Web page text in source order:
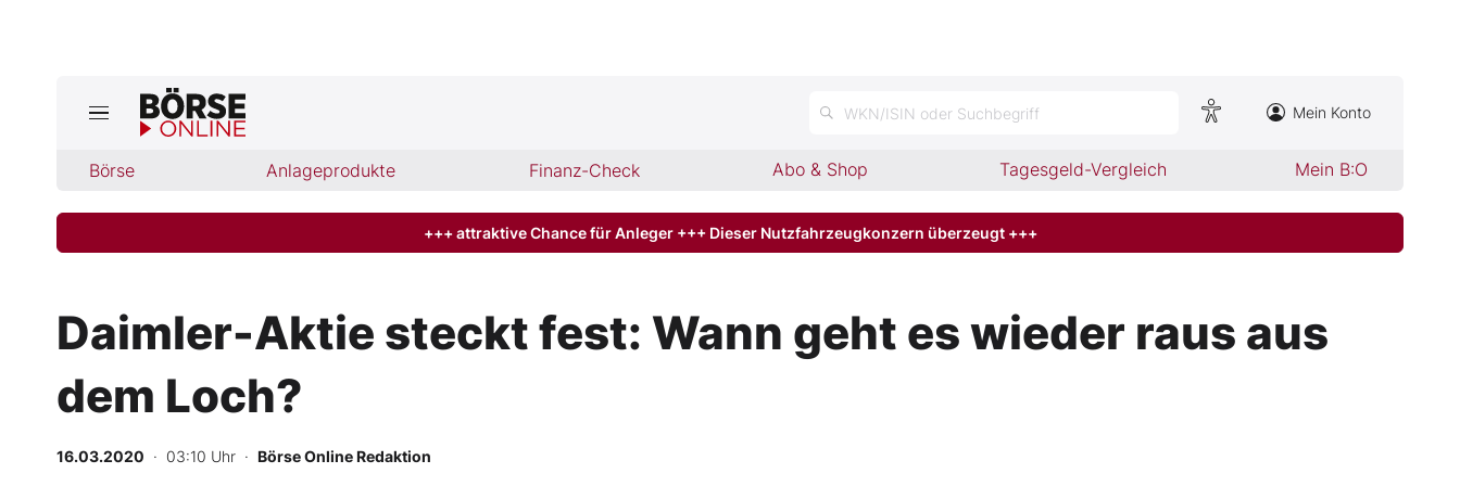
WKN/ISIN oder Suchbegriff Mein Konto
Börse Anlageprodukte Finanz-Check Abo & Shop Tagesgeld-Vergleich Mein B:O
Börse
Abo & Shop
BO-Musterdepots
Experten
+++ attraktive Chance für Anleger +++ Dieser Nutzfahrzeugkonzern überzeugt +++
Daimler-Aktie steckt fest: Wann geht es wieder raus aus
dem Loch?
16.03.2020 · 03:10 Uhr · Börse Online Redaktion